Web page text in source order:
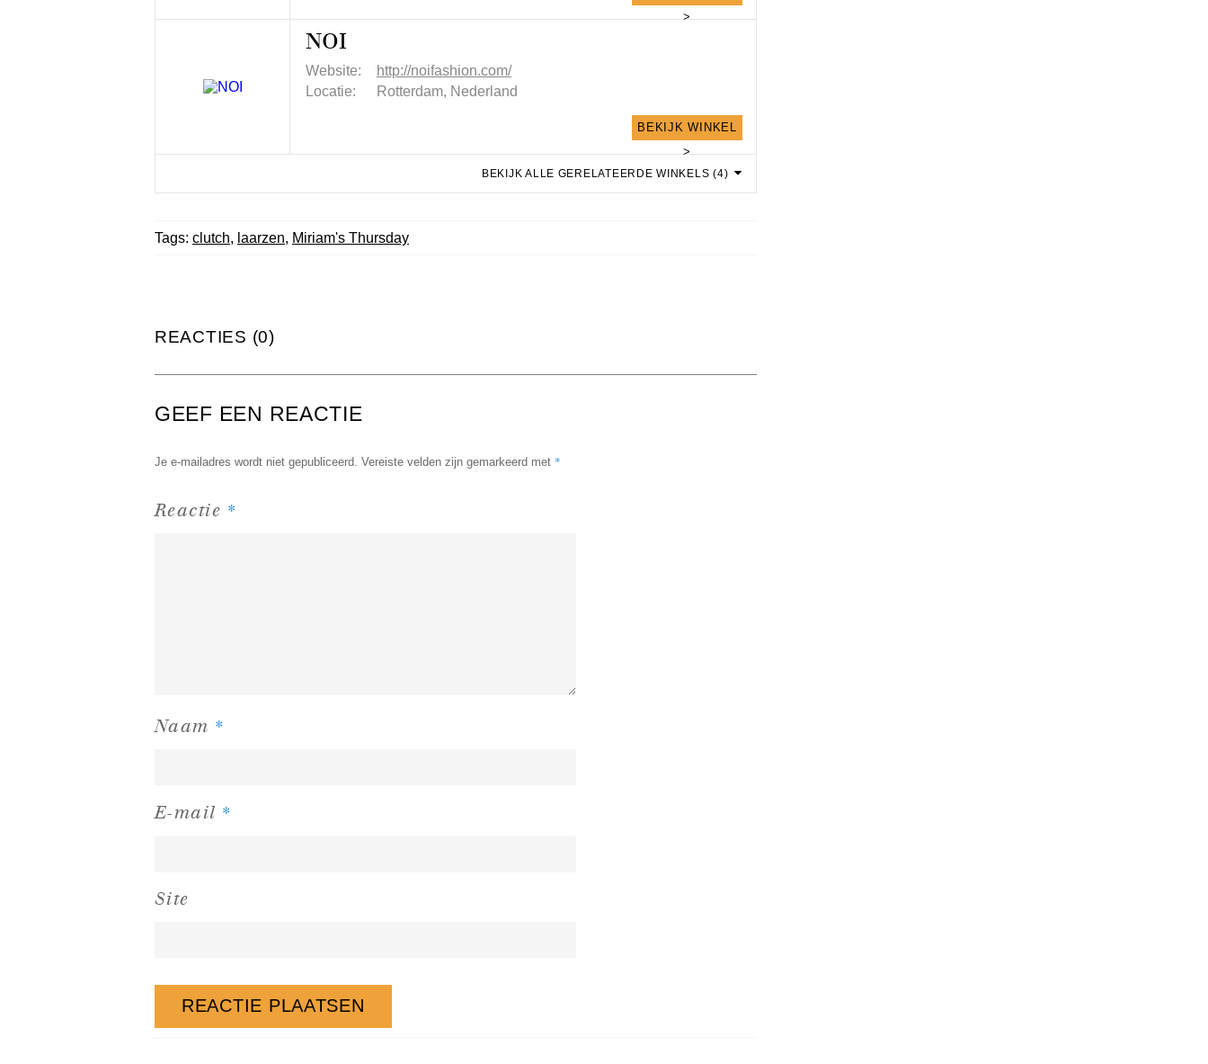
>
NOI
Website:
http://noifashion.com/
Locatie:
Rotterdam, Nederland
BEKIJK WINKEL
>
BEKIJK ALLE GERELATEERDE WINKELS (4)
Tags: clutch, laarzen, Miriam's Thursday
REACTIES (0)
GEEF EEN REACTIE
Je e-mailadres wordt niet gepubliceerd. Vereiste velden zijn gemarkeerd met *
Reactie *
Naam *
E-mail *
Site